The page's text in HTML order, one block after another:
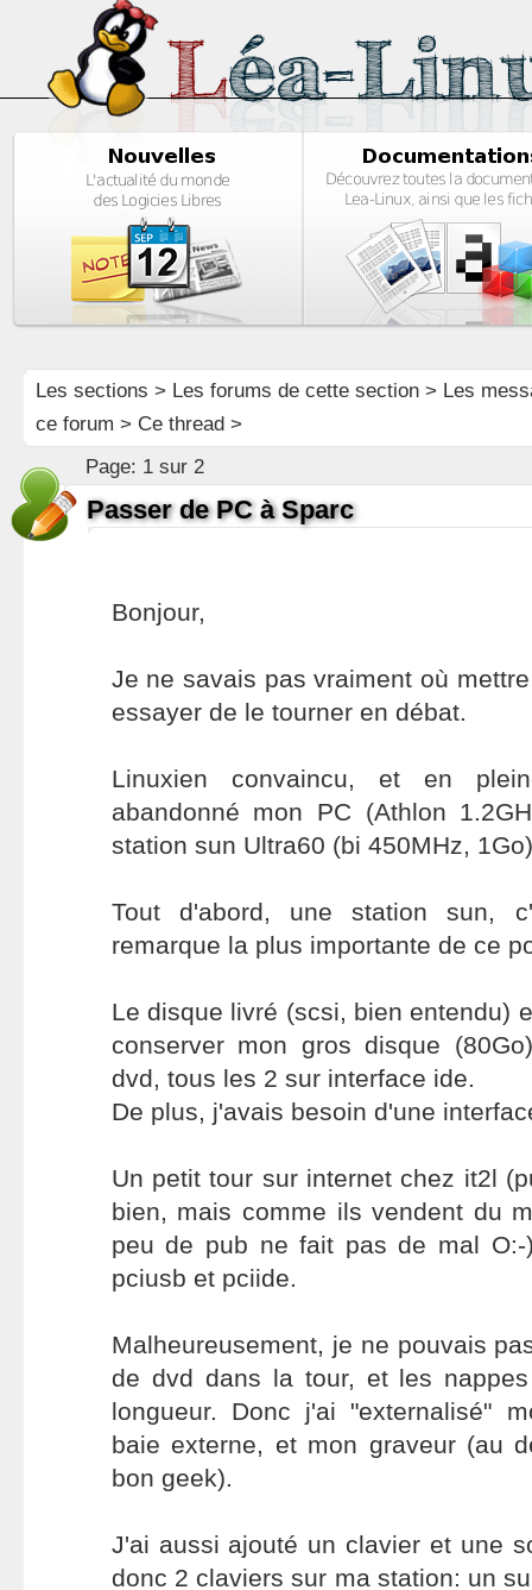
Les sections > Les forums de cette section> Les
ce forum > Ce thread >
Page: 1 sur 2
Passer de PC à Sparc
Bonjour,
Je ne savais pas vraiment où
essayer de le tourner en débat.
Linuxien convaincu, et en
abandonné mon PC (Athlon
station sun Ultra60 (bi 450MHz,
Tout d'abord, une station sun,
remarque la plus importante de ce
Le disque livré (scsi, bien entendu)
conserver mon gros disque
dvd, tous les 2 sur interface ide.
De plus, j'avais besoin d'une
Un petit tour sur internet chez it2l
bien, mais comme ils vendent du
peu de pub ne fait pas de mal
pciusb et pciide.
Malheureusement, je ne pouvais
de dvd dans la tour, et les
longueur. Donc j'ai "externalisé"
baie externe, et mon graveur (au
bon geek).
J'ai aussi ajouté un clavier et une
donc 2 claviers sur ma station: un